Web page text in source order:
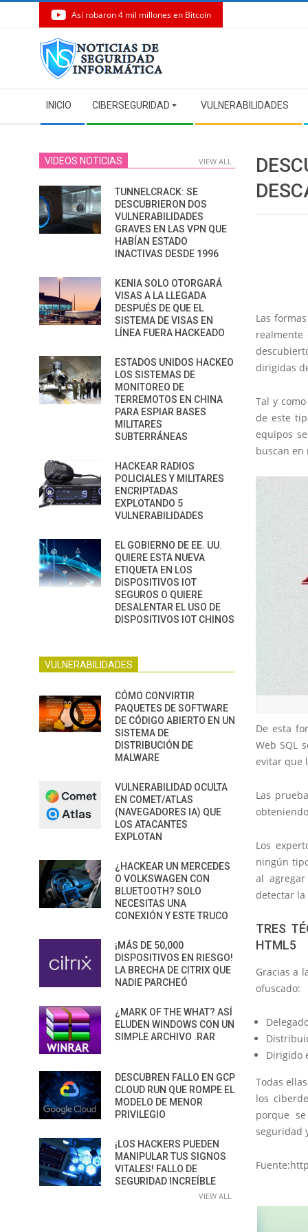
Así robaron 4 mil millones en Bitcoin
Navigation
Menu
INICIO CIBERSEGURIDAD VULNERABILIDADES
Las
realmente
dirigidas
Tal y
de este
equipos
buscan en
De esta
Web SQL
evitar que
Las
Los
ningún
al
detectar la
TRES
HTML5
Gracias a
ofuscado:
Dirigido
Todas
los
porque
seguridad
VIDEOS NOTICIAS VIEW ALL
TUNNELCRACK: SE
DESCUBRIERON DOS
VULNERABILIDADES
GRAVES EN LAS VPN QUE
HABÍAN ESTADO
INACTIVAS DESDE 1996
KENIA SOLO OTORGARÁ
VISAS A LA LLEGADA
DESPUÉS DE QUE EL
SISTEMA DE VISAS EN
LÍNEA FUERA HACKEADO
ESTADOS UNIDOS HACKEO
LOS SISTEMAS DE
MONITOREO DE
TERREMOTOS EN CHINA
PARA ESPIAR BASES
MILITARES
SUBTERRÁNEAS
HACKEAR RADIOS
POLICIALES Y MILITARES
ENCRIPTADAS
EXPLOTANDO 5
VULNERABILIDADES
EL GOBIERNO DE EE. UU.
QUIERE ESTA NUEVA
ETIQUETA EN LOS
DISPOSITIVOS IOT
SEGUROS O QUIERE
DESALENTAR EL USO DE
DISPOSITIVOS IOT CHINOS
VULNERABILIDADES
CÓMO CONVIRTIR
PAQUETES DE SOFTWARE
DE CÓDIGO ABIERTO EN UN
SISTEMA DE
DISTRIBUCIÓN DE
MALWARE
VULNERABILIDAD OCULTA
EN COMET/ATLAS
(NAVEGADORES IA) QUE
LOS ATACANTES
EXPLOTAN
¿HACKEAR UN MERCEDES
O VOLKSWAGEN CON
BLUETOOTH? SOLO
NECESITAS UNA
CONEXIÓN Y ESTE TRUCO
¡MÁS DE 50,000
DISPOSITIVOS EN RIESGO!
LA BRECHA DE CITRIX QUE
NADIE PARCHEÓ
¿MARK OF THE WHAT? ASÍ
ELUDEN WINDOWS CON UN
SIMPLE ARCHIVO .RAR
DESCUBREN FALLO EN GCP
CLOUD RUN QUE ROMPE EL
MODELO DE MENOR
PRIVILEGIO
¡LOS HACKERS PUEDEN
MANIPULAR TUS SIGNOS
VITALES! FALLO DE
SEGURIDAD INCREÍBLE
VIEW ALL